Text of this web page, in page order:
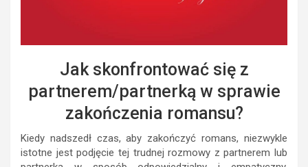
Jak skonfrontować się z
partnerem/partnerką w sprawie
zakończenia romansu?
Kiedy nadszedł czas, aby zakończyć romans, niezwykle
istotne jest podjęcie tej trudnej rozmowy z partnerem lub